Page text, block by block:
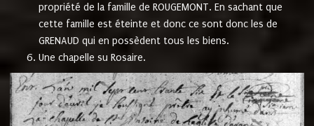
propriété de la famille de ROUGEMONT. En sachant que
cette famille est éteinte et donc ce sont donc les de
GRENAUD qui en possèdent tous les biens.
Une chapelle su Rosaire.